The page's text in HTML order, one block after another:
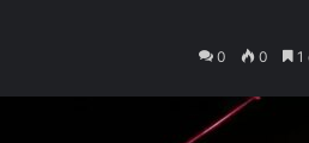
0 0 1